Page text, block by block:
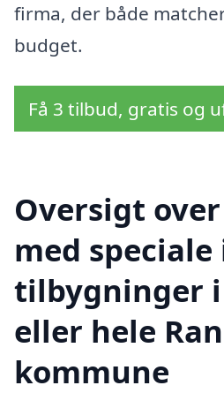
firma, der både
budget.
Få 3 tilbud, gratis og
Oversigt
med speciale
tilbygninger
eller hele
kommune